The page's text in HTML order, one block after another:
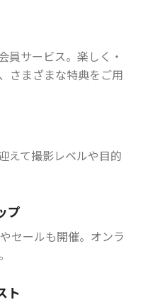
員サービス。楽しく・
さまざまな特典をご用
えて撮影レベルや目的
プ
セールも開催。オンラ
ト